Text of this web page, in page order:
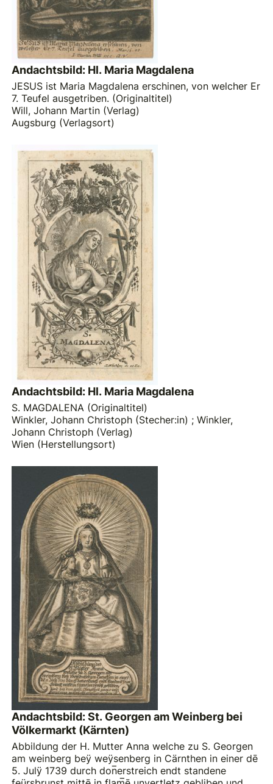
Andachtsbild: Hl. Maria Magdalena
JESUS ist Maria Magdalena erschinen, von welcher Er
7. Teufel ausgetriben. (Originaltitel)
Will, Johann Martin (Verlag)
Augsburg (Verlagsort)
Andachtsbild: Hl. Maria Magdalena
S. MAGDALENA (Originaltitel)
Winkler, Johann Christoph (Stecher:in) ;Winkler,
Johann Christoph (Verlag)
Wien (Herstellungsort)
Andachtsbild: St. Georgen am Weinberg bei
Völkermarkt (Kärnten)
Abbildung der H. Mutter Anna welche zu S. Georgen
am weinberg beÿ weÿsenberg in Cärnthen in einer dē
5. Julÿ 1739 durch don̅erstreich endt standene